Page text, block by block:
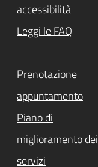
accessibilità
Leggi le FAQ
Prenotazione
appuntamento
Piano di
miglioramento dei
servizi